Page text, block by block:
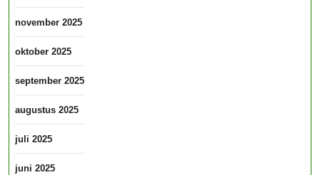
november 2025
oktober 2025
september 2025
augustus 2025
juli 2025
juni 2025